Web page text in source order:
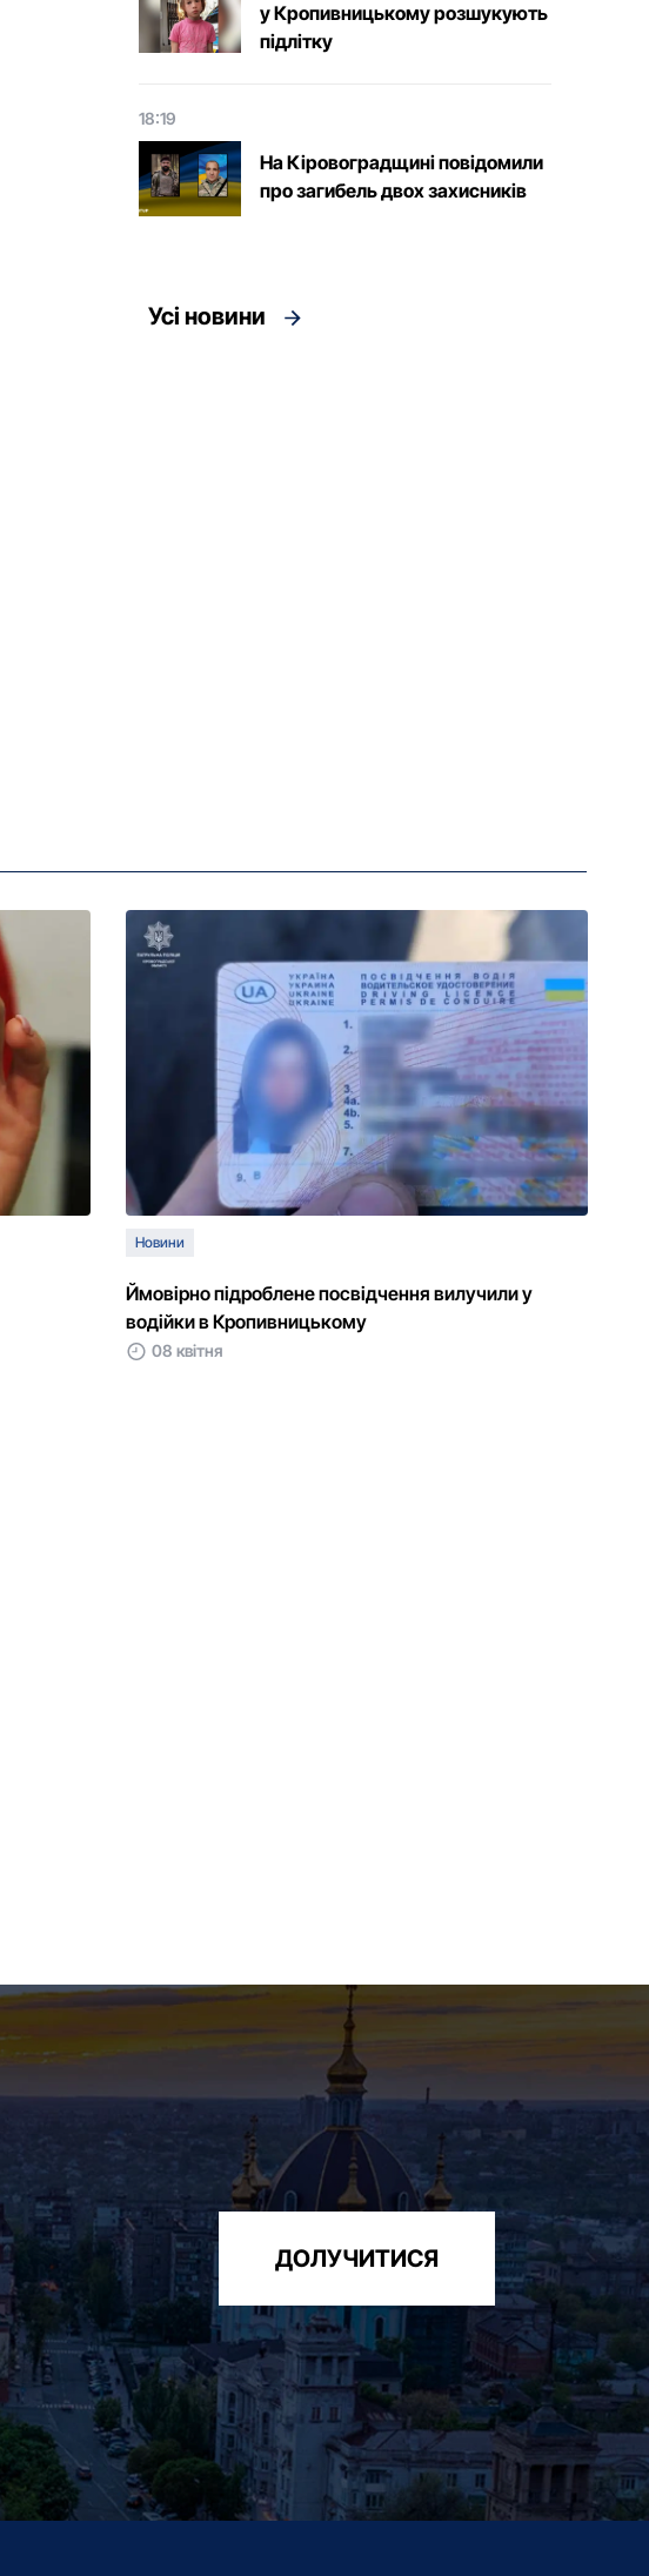
у Кропивницькому розшукують
підлітку
18:19
На Кіровоградщині повідомили
про загибель двох захисників
Усі новини
Новини
Ймовірно підроблене посвідчення вилучили у
водійки в Кропивницькому
08 квітня
ДОЛУЧИТИСЯ